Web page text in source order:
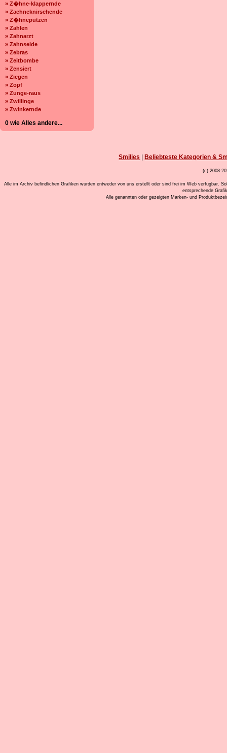
» Z�hne-klappernde
» Zaehneknirschende
» Z�hneputzen
» Zahlen
» Zahnarzt
» Zahnseide
» Zebras
» Zeitbombe
» Zensiert
» Ziegen
» Zopf
» Zunge-raus
» Zwillinge
» Zwinkernde
0 wie Alles andere...
Smilies Beliebteste Kategorien &
(c) 2008-
Alle im Archiv befindlichen Grafiken wurden entweder von uns erstellt oder sind frei im Web verfügbar.
entsprechende
Alle genannten oder gezeigten Marken- und